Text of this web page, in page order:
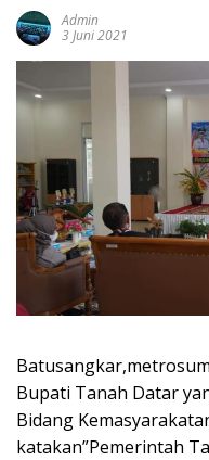
Admin
3 Juni 2021
Bupati Tanah Datar
Bidang
katakan”Pemerintah